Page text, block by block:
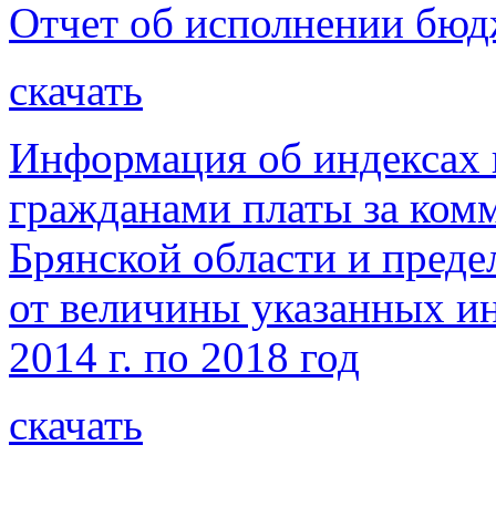
Отчет об исполнении
скачать
Информация об индексах
гражданами платы за
Брянской области и
от величины указанных
2014 г. по 2018 год
скачать